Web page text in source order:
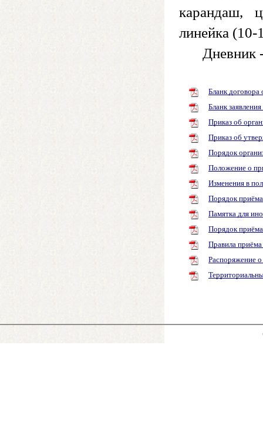
карандаш,
линейка (10-
Дневник
Бланк договора
Бланк
Приказ об
Приказ об
Порядок
Положение о
Изменения в
Порядок
Памятка для
Порядок
Правила
Распоряжение